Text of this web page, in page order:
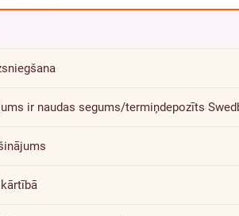
ir naudas segums/termiņdepozīts